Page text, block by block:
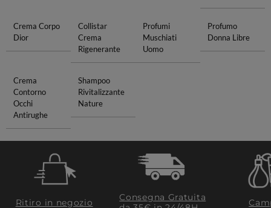
Crema Corpo
Dior
Collistar
Crema
Rigenerante
Profumi
Muschiati
Uomo
Profumo
Donna Libre
Crema
Contorno
Occhi
Antirughe
Shampoo
Rivitalizzante
Nature
Ritiro in negozio
Consegna Gratuita